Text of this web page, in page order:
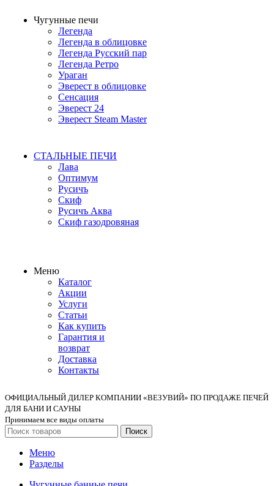
Чугунные печи
Легенда
Легенда в облицовке
Легенда Русский пар
Легенда Ретро
Ураган
Эверест в облицовке
Сенсация
Эверест 24
Эверест Steam Master
СТАЛЬНЫЕ ПЕЧИ
Лава
Оптимум
Русичъ
Скиф
Русичъ Аква
Скиф газодровяная
Меню
Каталог
Акции
Услуги
Статьи
Как купить
Гарантия и
возврат
Доставка
Контакты
ОФИЦИАЛЬНЫЙ ДИЛЕР КОМПАНИИ «ВЕЗУВИЙ» ПО ПРОДАЖЕ ПЕЧЕЙ
ДЛЯ БАНИ И САУНЫ
Принимаем все виды оплаты
Поиск
Меню
Разделы